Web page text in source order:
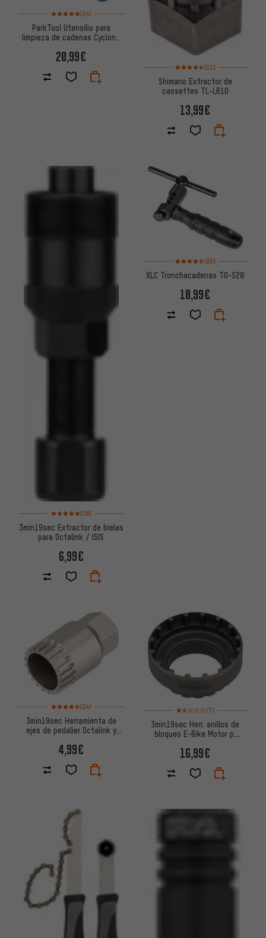
Valoración media: 5 de 5 basada en 14 reseñas
(14)
ParkTool Utensilio para
limpieza de cadenas Cyclone
20,99€ Valoración media: 4,5 de 5
(11)
Shimano Extractor de
cassettes TL-LR10
13,99€
Valoración media: 5 de 5 basada en 18 reseñas
(18)
3min19sec Extractor de bielas
para Octalink / ISIS
6,99€
Valoración media: 4,5 de 5
(23)
XLC Tronchacadenas TO-S28
10,99€
Valoración media: 4,5 de 5 basada en 14 reseñas
(14)
3min19sec Herramienta de
ejes de pedalier Octalink y
4,99€
Valoración media: 1,5 de 5
(7)
3min19sec Herr. anillos de
bloqueo E-Bike Motor p.
E7000
16,99€